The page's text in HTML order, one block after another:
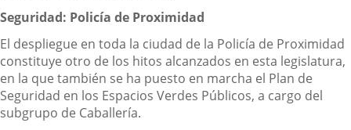
Seguridad: Policía de Proximidad
El despliegue en toda la ciudad de la Policía de Proximidad
constituye otro de los hitos alcanzados en esta legislatura,
en la que también se ha puesto en marcha el Plan de
Seguridad en los Espacios Verdes Públicos, a cargo del
subgrupo de Caballería.